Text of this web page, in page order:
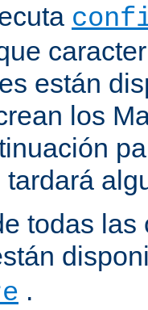
están
los
tardará
todas las
.